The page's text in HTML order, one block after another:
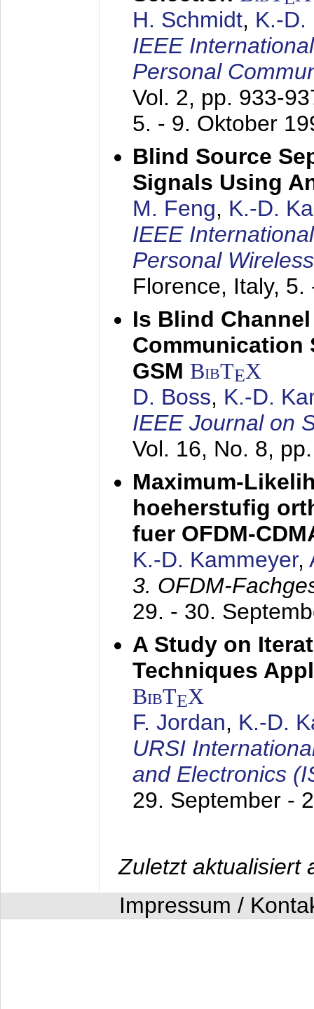
H. Schmidt, K.-D.
IEEE
Personal
Vol. 2, pp. 933-
5. - 9. Oktober
Blind Source
Signals Using
M. Feng, K.-D.
IEEE
Personal
Florence, Italy, 5.
Is Blind
Communication
GSM BibTEX
D. Boss, K.-D.
IEEE Journal on
Vol. 16, No. 8,
Maximum-
hoeherstufig
fuer OFDM-
K.-D. Kammeyer,
3. OFDM-
29. - 30.
A Study on
Techniques
BibTEX
F. Jordan, K.-D.
URSI
and Electronics
29. September -
Zuletzt aktualisiert
Impressum /